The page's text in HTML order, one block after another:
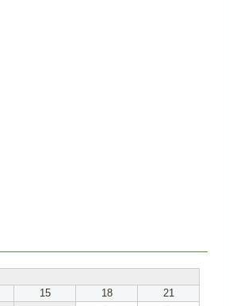
15 18
21